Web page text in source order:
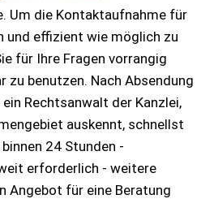
Um die Kontaktaufnahme für
und effizient wie möglich zu
für Ihre Fragen vorrangig
zu benutzen. Nach Absendung
Rechtsanwalt der Kanzlei,
auskennt, schnellst
24 Stunden -
erforderlich - weitere
Angebot für eine Beratung